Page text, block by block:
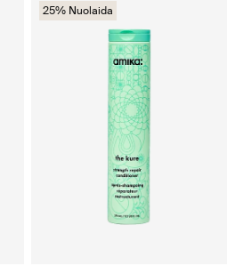
25% Nuolaida